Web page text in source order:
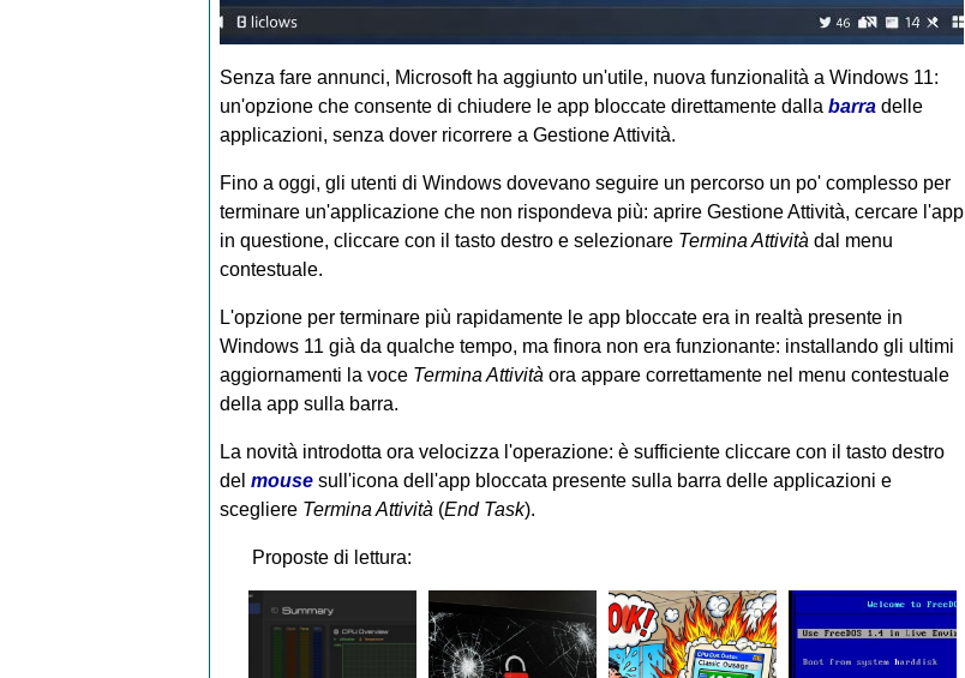
Senza fare annunci, Microsoft ha aggiunto un'utile, nuova funzionalità a Windows 11:
un'opzione che consente di chiudere le app bloccate direttamente dalla barradelle
applicazioni, senza dover ricorrere a Gestione Attività.
Fino a oggi, gli utenti di Windows dovevano seguire un percorso un po' complesso per
terminare un'applicazione che non rispondeva più: aprire Gestione Attività, cercare l'app
in questione, cliccare con il tasto destro e selezionare Termina Attività dal menu
contestuale.
L'opzione per terminare più rapidamente le app bloccate era in realtà presente in
Windows 11 già da qualche tempo, ma finora non era funzionante: installando gli ultimi
aggiornamenti la voce Termina Attività ora appare correttamente nel menu contestuale
della app sulla barra.
La novità introdotta ora velocizza l'operazione: è sufficiente cliccare con il tasto destro
del mousesull'icona dell'app bloccata presente sulla barra delle applicazioni e
scegliere Termina Attività (End Task).
Proposte di lettura: